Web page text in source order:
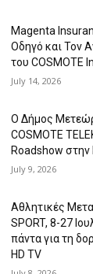
Magenta
Οδηγό και Τον
του COSMOTE
July 14, 2026
Ο Δήμος
COSMOTE
Roadshow
July 9, 2026
Αθλητικές
SPORT, 8-27
πάντα για τη
HD TV